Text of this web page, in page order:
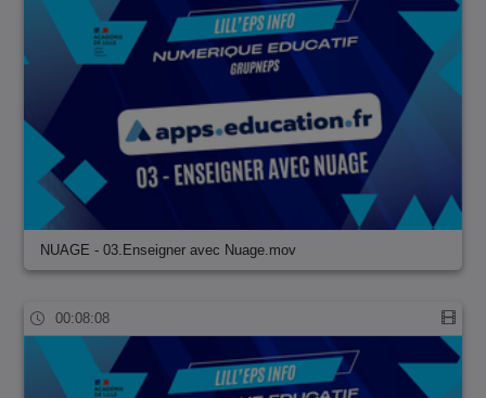
NUAGE - 03.Enseigner avec Nuage.mov
00:08:08